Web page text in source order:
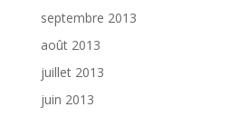
septembre 2013
août 2013
juillet 2013
juin 2013